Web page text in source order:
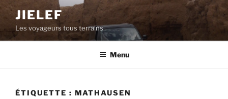
Aller
contenu
principal
JIELEF
Les voyageurs tous terrains
Menu
ÉTIQUETTE : MATHAUSEN